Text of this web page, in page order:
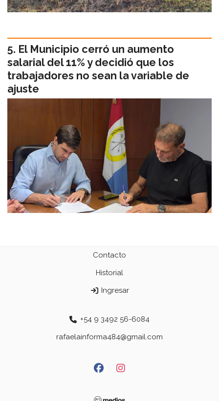
El Municipio cerró un aumento
salarial del 11% y decidió que los
trabajadores no sean la variable de
ajuste
Contacto
Historial
Ingresar
+54 9 3492 56-6084
rafaelainforma484@gmail.com